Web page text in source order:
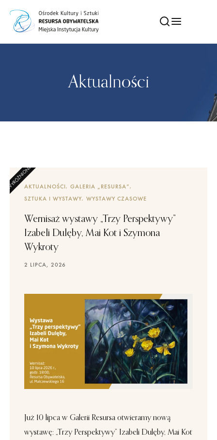
Aktualności
AKTUALNOŚCI
GALERIA „RESURSA”
SZTUKA I WYSTAWY WYSTAWY CZASOWE
Wernisaż wystawy „Trzy Perspektywy”
Izabeli Dulęby, Mai Kot i Szymona
Wykroty
2 LIPCA, 2026
Już 10 lipca w Galerii Resursa otwieramy nową
wystawę: „Trzy Perspektywy” Izabeli Dulęby, Mai Kot